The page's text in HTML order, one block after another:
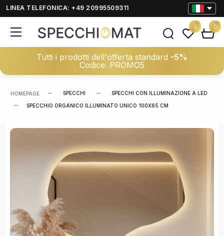
LINEA TELEFONICA: +49 20995509311
Tutti i prodotti dell'offerta standard -5%
Codice: PROMO5
0 0
HOMEPAGE SPECCHI SPECCHI CON ILLUMINAZIONE A LED
SPECCHIO ORGANICO ILLUMINATO UNICO 100X65 CM